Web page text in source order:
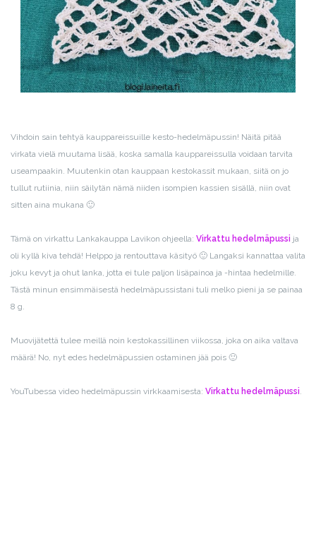
Vihdoin sain tehtyä kauppareissuille kesto-hedelmäpussin! Näitä pitää
virkata vielä muutama lisää, koska samalla kauppareissulla voidaan tarvita
useampaakin. Muutenkin otan kauppaan kestokassit mukaan, siitä on jo
tullut rutiinia, niin säilytän nämä niiden isompien kassien sisällä, niin ovat
sitten aina mukana 🙂
Tämä on virkattu Lankakauppa Lavikon ohjeella: Virkattu hedelmäpussi ja
oli kyllä kiva tehdä! Helppo ja rentouttava käsityö 🙂 Langaksi kannattaa valita
joku kevyt ja ohut lanka, jotta ei tule paljon lisäpainoa ja -hintaa hedelmille.
Tästä minun ensimmäisestä hedelmäpussistani tuli melko pieni ja se painaa
8 g.
Muovijätettä tulee meillä noin kestokassillinen viikossa, joka on aika valtava
määrä! No, nyt edes hedelmäpussien ostaminen jää pois 🙂
YouTubessa video hedelmäpussin virkkaamisesta: Virkattu hedelmäpussi.